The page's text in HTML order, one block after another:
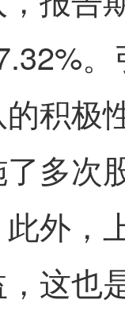
积极
多次
外，
这也